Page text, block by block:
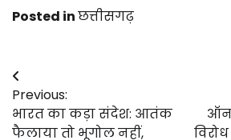
Posted inछत्तीसगढ़
Post
navigation
Previous:
भारत का कड़ा संदेश: आतंक
फैलाया तो भूगोल नहीं,